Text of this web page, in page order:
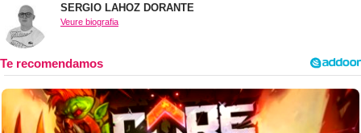
SERGIO LAHOZ DORANTE
Veure biografia